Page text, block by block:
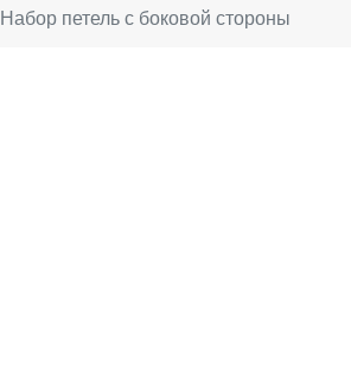
Набор петель с боковой стороны